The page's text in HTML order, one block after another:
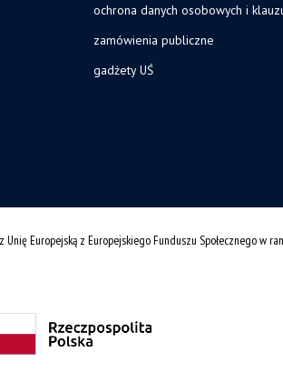
ochrona danych osobowych i
zamówienia publiczne
gadżety UŚ
Europejską z Europejskiego Funduszu Społecznego w